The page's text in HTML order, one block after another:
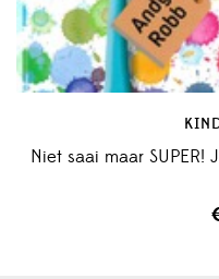
Niet saai maar